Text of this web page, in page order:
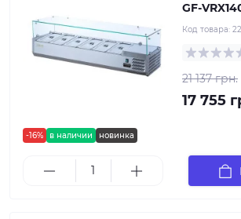
-16% в наличии новинка
GF-
Код товара:
21 137 грн.
17 755